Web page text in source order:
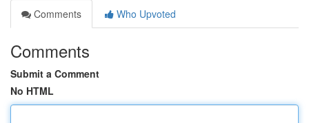
Comments
Who Upvoted
Comments
Submit a Comment
No HTML